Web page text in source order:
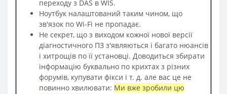
переходу з DAS в WIS.
Ноутбук налаштований таким чином, що
зв'язок по Wi-Fi не пропадає.
Не секрет, що з виходом кожної нової версії
діагностичного ПЗ з'являються і багато нюансів
і хитрощів по її установці. Доводиться збирати
інформацію буквально по крихтах з різних
форумів, купувати фікси і т. д. але вас це не
повинно хвилювати: Ми вже зробили цю